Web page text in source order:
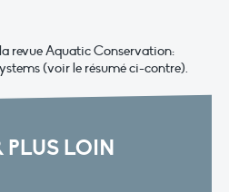
revue Aquatic Conservation:
(voir le résumé ci-contre).
PLUS LOIN